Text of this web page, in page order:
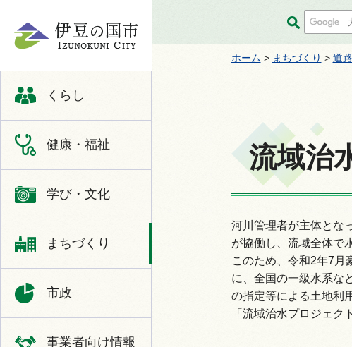
くらし
健康・福祉
学び・文化
まちづくり
市政
事業者向け情報
ホーム > まちづくり > 道
流域治
河川管理者が主体とな
が協働し、流域全体で
このため、令和2年7月
に、全国の一級水系な
の指定等による土地利
「流域治水プロジェク